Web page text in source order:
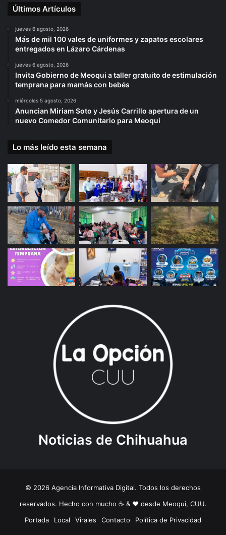
Últimos Artículos
jueves 6 agosto, 2026
Más de mil 100 vales de uniformes y zapatos escolares
entregados en Lázaro Cárdenas
jueves 6 agosto, 2026
Invita Gobierno de Meoqui a taller gratuito de estimulación
temprana para mamás con bebés
miércoles 5 agosto, 2026
Anuncian Miriam Soto y Jesús Carrillo apertura de un
nuevo Comedor Comunitario para Meoqui
Lo más leído esta semana
Noticias de Chihuahua
© 2026 Agencia Informativa Digital. Todos los derechos
reservados. Hecho con mucho ☕️ & ❤️ desde Meoqui, CUU.
Portada
Local Virales Contacto Política de Privacidad